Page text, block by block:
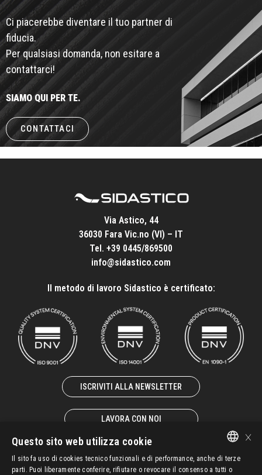
Ci piacerebbe diventare il tuo partner di
fiducia.
Per qualsiasi domanda, non esitare a
contattarci!
SIAMO QUI PER TE.
CONTATTACI
Via Astico, 44
36030 Fara Vic.no (VI) – IT
Tel. +39 0445/869500
info@sidastico.com
Il metodo di lavoro Sidastico è certificato:
ISCRIVITI ALLA NEWSLETTER
LAVORA CON NOI
ITALIAN
×
Questo sito web utilizza cookie
Il sito fa uso di cookies tecnico funzionali e di performance, anche di terze
parti. Puoi liberamente conferire, rifiutare o revocare il consenso a tutti o